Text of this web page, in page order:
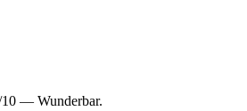
— Wunderbar.